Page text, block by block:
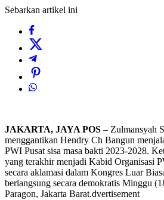
Sebarkan artikel ini
JAKARTA, JAYA POS – Zulmansyah
menggantikan Hendry Ch Bangun
PWI Pusat sisa masa bakti 2023-2028.
yang terakhir menjadi Kabid Organisasi
secara aklamasi dalam Kongres Luar
berlangsung secara demokratis Minggu
Paragon, Jakarta Barat.dvertisement